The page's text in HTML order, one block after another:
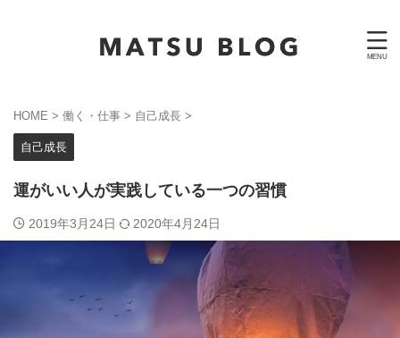
HOME > 働く・仕事 > 自己成長 >
自己成長
運がいい人が実践している一つの習慣
2019年3月24日 2020年4月24日